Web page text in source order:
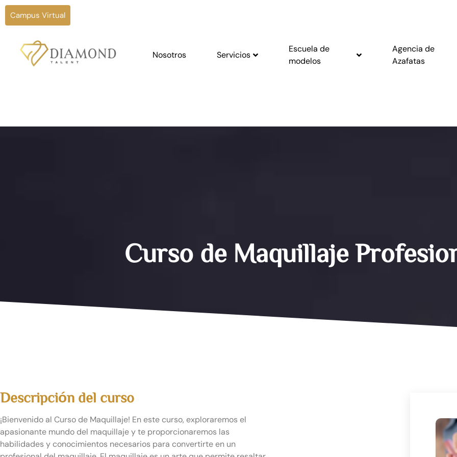
Campus Virtual
Nosotros Servicios
Escuela de
modelos
Agencia de
Azafatas
Curso de Maquillaje
Descripción del curso
¡Bienvenido al Curso de Maquillaje! En este curso, exploraremos el
apasionante mundo del maquillaje y te proporcionaremos las
habilidades y conocimientos necesarios para convertirte en un